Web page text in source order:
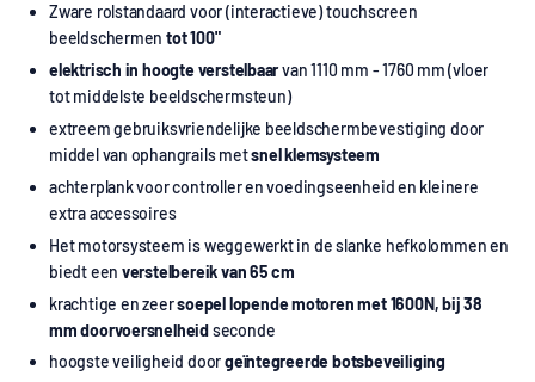
Zware rolstandaard voor (interactieve) touchscreen
beeldschermentot 100"
elektrisch in hoogte verstelbaarvan 1110 mm - 1760 mm (vloer
tot middelste beeldschermsteun)
extreem gebruiksvriendelijke beeldschermbevestiging door
middel van ophangrails metsnel klemsysteem
achterplank voor controller en voedingseenheid en kleinere
extra accessoires
Het motorsysteem is weggewerkt in de slanke hefkolommen en
biedt een verstelbereik van 65 cm
krachtige en zeersoepel lopende motoren met 1600N, bij 38
mm doorvoersnelheidseconde
hoogste veiligheid doorgeïntegreerde botsbeveiliging